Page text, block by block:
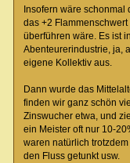
Insofern wäre
das +2
überführen wäre. Es ist
Abenteurerindustrie, ja,
eigene Kollektiv aus.
Dann wurde das
finden wir ganz schön
Zinswucher etwa, und
ein Meister oft nur 10-
waren natürlich
den Fluss getunkt usw.